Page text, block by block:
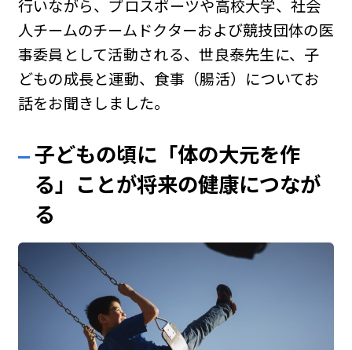
行いながら、プロスポーツや高校大学、社会
人チームのチームドクターおよび競技団体の医
事委員として活動される、世良泰先生に、子
どもの成長と運動、食事（腸活）についてお
話をお聞きしました。
子どもの頃に「体の大元を作
る」ことが将来の健康につなが
る